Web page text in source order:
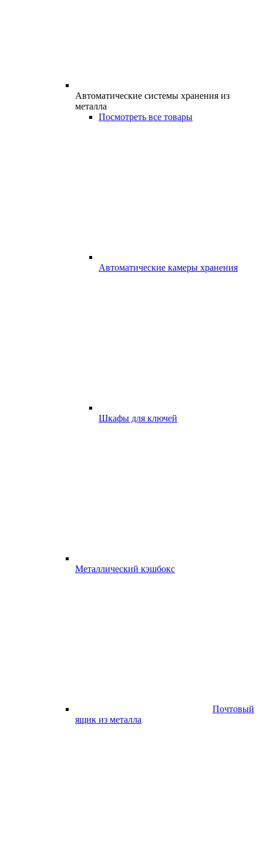
Автоматические системы хранения из
металла
Посмотреть все товары
Автоматические камеры хранения
Шкафы для ключей
Металлический кэшбокс
Почтовый
ящик из металла